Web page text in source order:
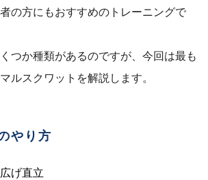
の方にもおすすめのトレーニングで
つか種類があるのですが、今回は最も
ルスクワットを解説します。
やり方
げ直立